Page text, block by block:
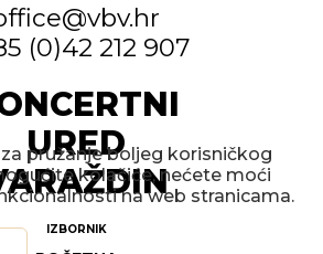
(0)42 212 907
URED
IZBORNIK
pružanje boljeg korisničkog
kolačiće, nećete moći
na web stranicama.